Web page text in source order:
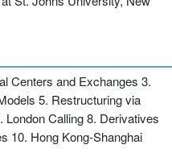
powerhouses, including
New York and the Persian
courses on financial
interested in
Centers and Exchanges 3.
5. Restructuring via
Calling 8. Derivatives
10. Hong Kong-Shanghai